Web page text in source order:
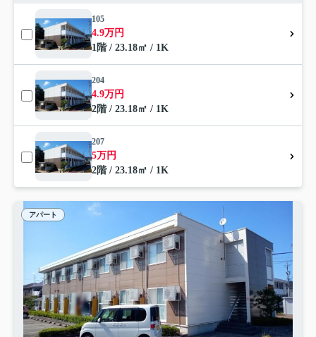
105
4.9万円
1階 / 23.18㎡ / 1K
204
4.9万円
2階 / 23.18㎡ / 1K
207
5万円
2階 / 23.18㎡ / 1K
アパート